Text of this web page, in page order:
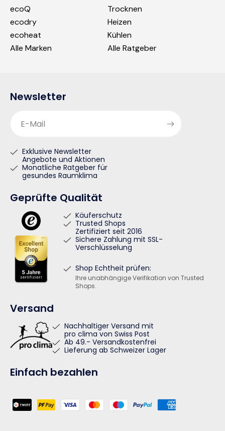
ecoQ
ecodry
ecoheat
Alle Marken
Trocknen
Heizen
Kühlen
Alle Ratgeber
Newsletter
E-Mail
Exklusive Newsletter
Angebote und Aktionen
Monatliche Ratgeber für
gesundes Raumklima
Geprüfte Qualität
Käuferschutz
Trusted Shops
Zertifiziert seit 2016
Sichere Zahlung mit SSL-
Verschlüsselung
Shop Echtheit prüfen:
Ihre unabhängige Verifikation von Trusted
Shops.
Versand
Nachhaltiger Versand mit
pro clima von Swiss Post
Ab 49.- Versandkostenfrei
Lieferung ab Schweizer Lager
Einfach bezahlen
Zahlungsmethoden